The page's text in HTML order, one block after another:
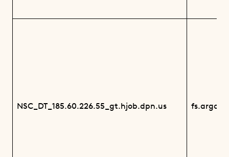
NSC_DT_185.60.226.55_gt.hjob.dpn.us